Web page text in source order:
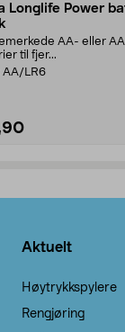
Longlife Power
AA- eller
til fjer...
AA/LR6
Aktuelt
Høytrykkspylere
Rengjøring